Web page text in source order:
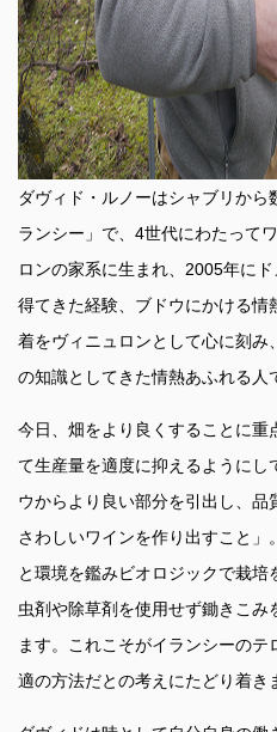
ダヴィド・ルノーはシャブリから
ランシー」で、4世代にわたって
ロンの家系に生まれ、2005年に
得てきた経験、ブドウにかける
着をヴィニュロンとして心に刻み
の知識としてきた情熱あふれる人
今日、畑をより良くすることに重
て生産量を適度に抑えるようにし
ウからより良い部分を引出し、
さわしいワインを作り出すこと
と環境を鑑みビオロジックで栽
虫剤や除草剤を使用せず鋤きこ
ます。これこそがイランシーの
適の方法だとの考えにたどり着き